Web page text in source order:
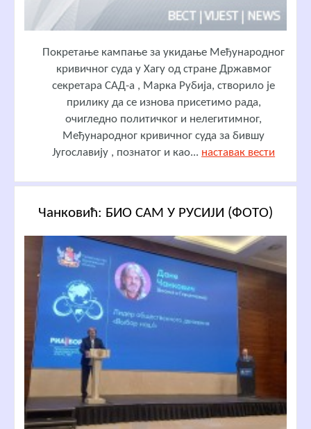
Покретање кампање за укидање Међународног
кривичног суда у Хагу од стране Државмог
секретара САД-а , Марка Рубија, створило је
прилику да се изнова присетимо рада,
очигледно политичког и нелегитимног,
Међународног кривичног суда за бившу
Југославију , познатог и као... наставак вести
Чанковић: БИО САМ У РУСИЈИ (ФОТО)